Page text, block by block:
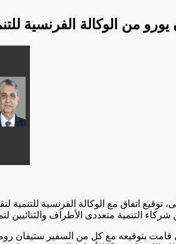
التنمية متعددى الأطراف
قامت بتوقيعه مع كل من السفير ستيفان